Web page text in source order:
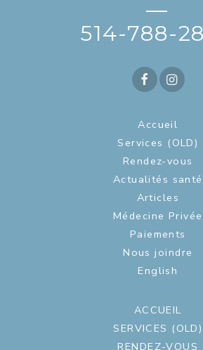
—
514-788-
Accueil
Services (OLD)
Rendez-vous
Actualités santé
Articles
Médecine Privée
Paiements
Nous joindre
English
ACCUEIL
SERVICES (OLD)
RENDEZ-VOUS